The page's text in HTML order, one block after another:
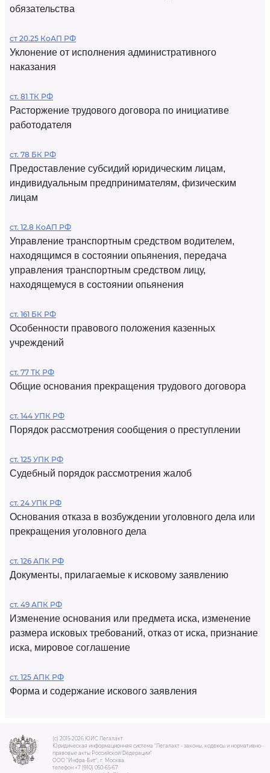
обязательства
ст 20.25 КоАП РФ
Уклонение от исполнения административного
наказания
ст. 81 ТК РФ
Расторжение трудового договора по инициативе
работодателя
ст. 78 БК РФ
Предоставление субсидий юридическим лицам,
индивидуальным предпринимателям, физическим
лицам
ст. 12.8 КоАП РФ
Управление транспортным средством водителем,
находящимся в состоянии опьянения, передача
управления транспортным средством лицу,
находящемуся в состоянии опьянения
ст. 161 БК РФ
Особенности правового положения казенных
учреждений
ст. 77 ТК РФ
Общие основания прекращения трудового договора
ст. 144 УПК РФ
Порядок рассмотрения сообщения о преступлении
ст. 125 УПК РФ
Судебный порядок рассмотрения жалоб
ст. 24 УПК РФ
Основания отказа в возбуждении уголовного дела или
прекращения уголовного дела
ст. 126 АПК РФ
Документы, прилагаемые к исковому заявлению
ст. 49 АПК РФ
Изменение основания или предмета иска, изменение
размера исковых требований, отказ от иска, признание
иска, мировое соглашение
ст. 125 АПК РФ
Форма и содержание искового заявления
(c) 2015-2026 ЮИС Легалакт
Юридическая информационная система "Легалакт - законы, кодексы и нормативно-
правовые акты Российской Федерации"
ООО "Инфра-Бит", г. Москва.
телефон +7 (910) 050-65-67